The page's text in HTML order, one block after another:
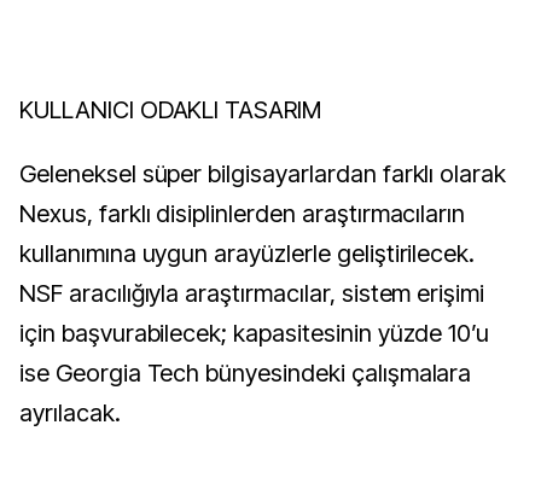
KULLANICI ODAKLI TASARIM
Geleneksel süper bilgisayarlardan farklı olarak
Nexus, farklı disiplinlerden araştırmacıların
kullanımına uygun arayüzlerle geliştirilecek.
NSF aracılığıyla araştırmacılar, sistem erişimi
için başvurabilecek; kapasitesinin yüzde 10’u
ise Georgia Tech bünyesindeki çalışmalara
ayrılacak.